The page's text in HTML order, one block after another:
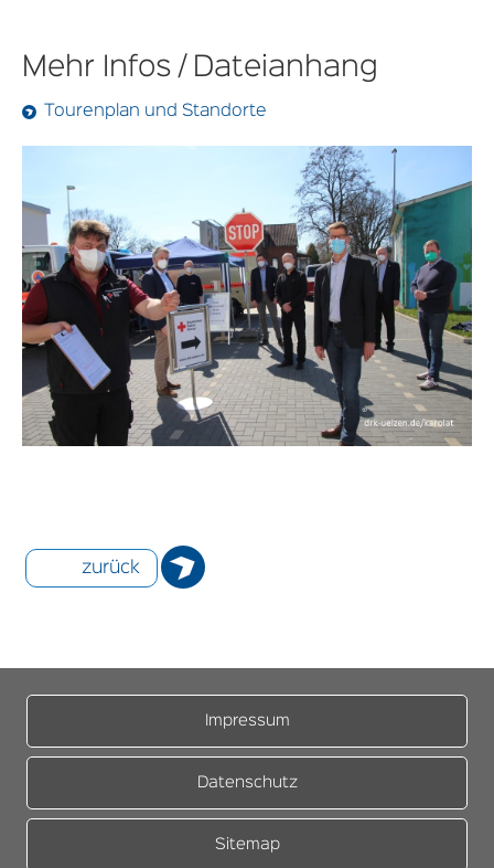
Mehr Infos / Dateianhang
Tourenplan und Standorte
zurück
Impressum
Datenschutz
Sitemap